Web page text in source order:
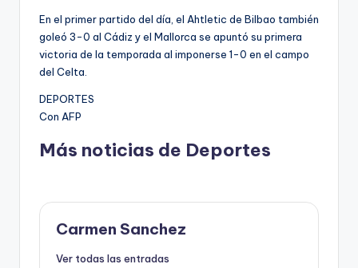
En el primer partido del día, el Ahtletic de Bilbao también
goleó 3-0 al Cádiz y el Mallorca se apuntó su primera
victoria de la temporada al imponerse 1-0 en el campo
del Celta.
DEPORTES
Con AFP
Más noticias de Deportes
Carmen Sanchez
Ver todas las entradas